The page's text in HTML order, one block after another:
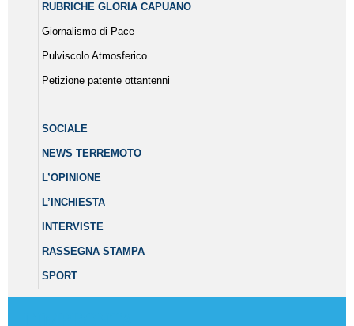
RUBRICHE GLORIA CAPUANO
Giornalismo di Pace
Pulviscolo Atmosferico
Petizione patente ottantenni
SOCIALE
NEWS TERREMOTO
L’OPINIONE
L’INCHIESTA
INTERVISTE
RASSEGNA STAMPA
SPORT